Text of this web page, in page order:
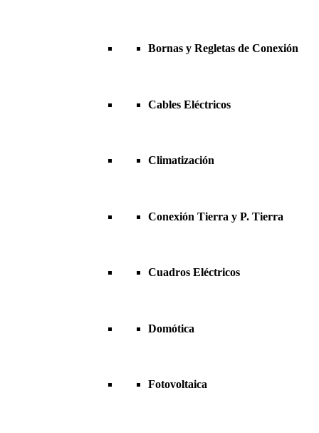
Bornas y Regletas de Conexión
Cables Eléctricos
Climatización
Conexión Tierra y P. Tierra
Cuadros Eléctricos
Domótica
Fotovoltaica